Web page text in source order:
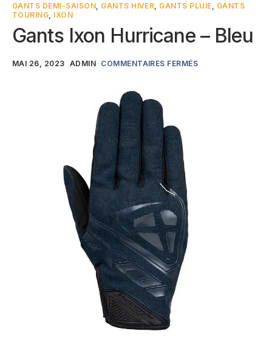
Types de gants
Guide d’achat
GANTS DEMI-SAISON GANTS HIVER GANTS PLUIE
GANTS
TOURING IXON
Gants Ixon Hurricane – Bleu
MAI 26, 2023 ADMIN COMMENTAIRES FERMÉS